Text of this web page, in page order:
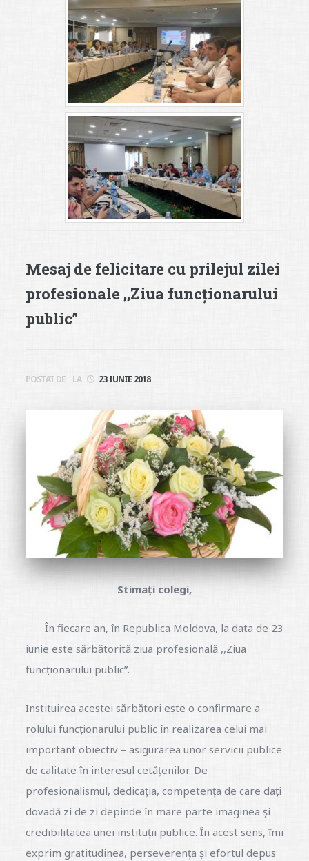
Mesaj de felicitare cu prilejul zilei
profesionale ,,Ziua funcționarului
public”
POSTAT DE LA 23 IUNIE 2018
Stimați colegi,
În fiecare an, în Republica Moldova, la data de 23
iunie este sărbătorită ziua profesională ,,Ziua
funcționarului public”.
Instituirea acestei sărbători este o confirmare a
rolului funcționarului public în realizarea celui mai
important obiectiv – asigurarea unor servicii publice
de calitate în interesul cetățenilor. De
profesionalismul, dedicația, competența de care dați
dovadă zi de zi depinde în mare parte imaginea și
credibilitatea unei instituții publice. În acest sens, îmi
exprim gratitudinea, perseverența și efortul depus